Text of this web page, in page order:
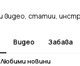
Видео Забава
Любими новини